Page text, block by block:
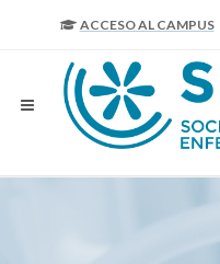
ACCESO AL CAMPUS